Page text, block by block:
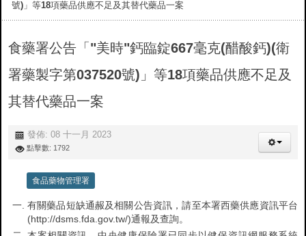
號)」等18項藥品供應不足及其替代藥品一案
食藥署公告「"美時"鈣臨錠667毫克(醋酸鈣)(衛
署藥製字第037520號)」等18項藥品供應不足及
其替代藥品一案
發佈: 08 十一月 2023
點擊數: 1792
食品藥物管理署
有關藥品短缺通赧及相關公告資訊，請至本署西藥供應資訊平台
(http://dsms.fda.gov.tw/)通報及查詢。